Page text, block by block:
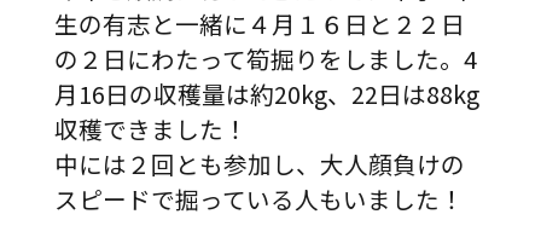
生の有志と一緒に４月１６日と２２日
の２日にわたって筍掘りをしました。4
月16日の収穫量は約20kg、22日は88kg
収穫できました！
中には２回とも参加し、大人顔負けの
スピードで掘っている人もいました！